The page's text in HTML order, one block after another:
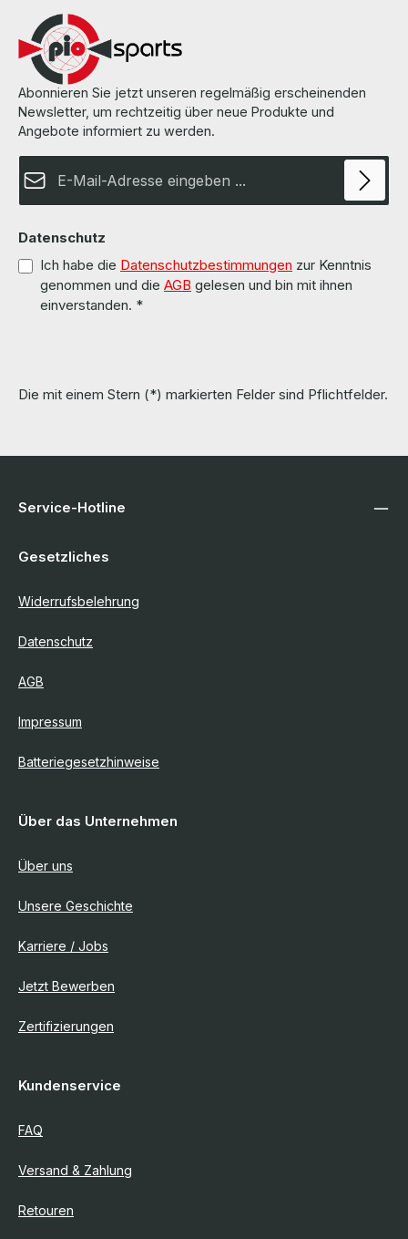
be found on the pages of the manufacturer. Weitere Informationen
und Details finden Sie auf den Seiten des Herstellers. All parts are
used but 100% OK!!! Alle Teile sind gebraucht aber 100 % in
Abonnieren Sie jetzt unseren regelmäßig erscheinenden
Newsletter, um rechtzeitig über neue Produkte und
Angebote informiert zu werden.
Datenschutz
Ich habe die Datenschutzbestimmungen zur Kenntnis
genommen und die AGB gelesen und bin mit ihnen
einverstanden. *
Die mit einem Stern (*) markierten Felder sind Pflichtfelder.
Service-Hotline
Gesetzliches
Widerrufsbelehrung
Datenschutz
AGB
Impressum
Batteriegesetzhinweise
Über das Unternehmen
Über uns
Unsere Geschichte
Karriere / Jobs
Jetzt Bewerben
Zertifizierungen
Kundenservice
FAQ
Versand & Zahlung
Retouren